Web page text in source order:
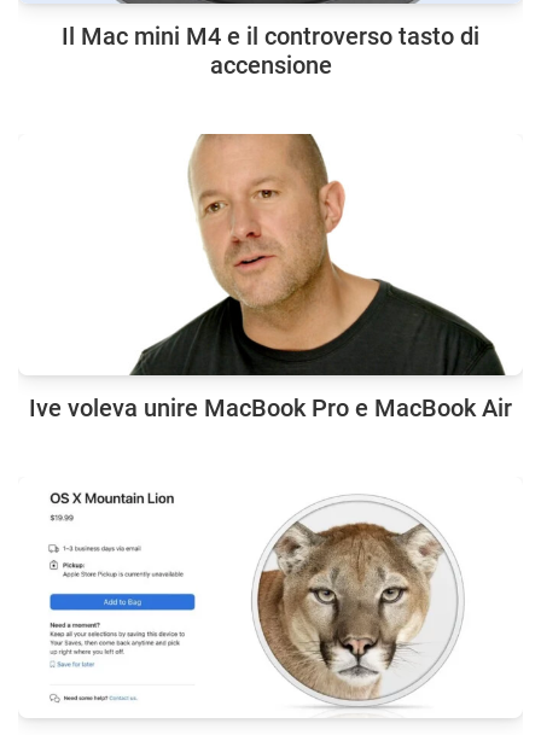
Il Mac mini M4 e il controverso tasto di
accensione
Ive voleva unire MacBook Pro e MacBook Air